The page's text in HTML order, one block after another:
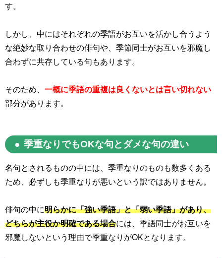
す。
しかし、中にはそれぞれの季語がお互いを活かし合うよう
な絶妙な取り合わせの俳句や、季節同士がお互いを邪魔し
合わずに共存している句もあります。
そのため、 一概に季語の重複は良くないとは言い切れない
部分があります。
季重なりでもOKな句とダメな句の違い
名句とされるものの中には、季重なりのものも数多くある
ため、必ずしも季重なりが悪いという訳ではありません。
俳句の中に明らかに「強い季語」と「弱い季語」があり、
どちらが主役か明確である場合には、季語同士がお互いを
邪魔しないという理由で季重なりがOKとなります。